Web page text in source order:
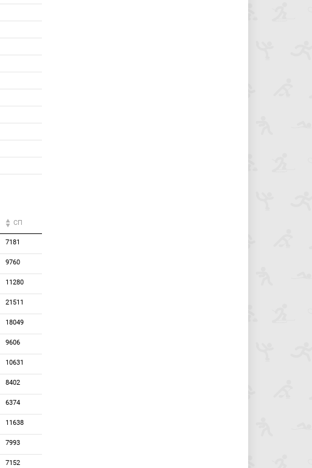
СП
7181
9760
11280
21511
18049
9606
10631
8402
6374
11638
7993
7152